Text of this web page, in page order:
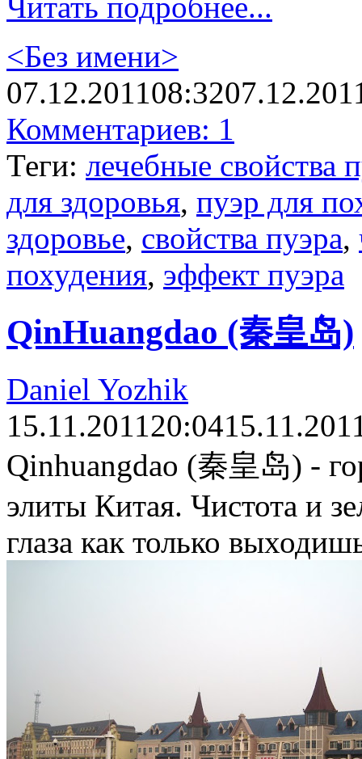
<Без имени>
07.12.201108:32
Комментариев: 1
Теги: лечебные свойства
для здоровья, пуэр для
здоровье, свойства пуэра,
похудения, эффект пуэра
QinHuangdao (秦皇岛)
Daniel Yozhik
15.11.201120:04
Qinhuangdao (秦皇岛) -
элиты Китая. Чистота и
глаза как только